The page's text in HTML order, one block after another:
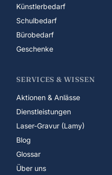
Künstlerbedarf
Schulbedarf
Bürobedarf
Geschenke
SERVICES & WISSEN
Aktionen & Anlässe
Dienstleistungen
Laser-Gravur (Lamy)
Blog
Glossar
Über uns